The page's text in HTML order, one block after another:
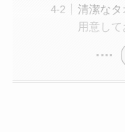
清潔なタ
用意し